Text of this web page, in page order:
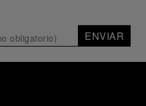
ENVIAR